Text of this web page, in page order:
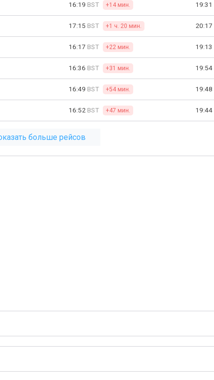
16:19 BST +14 мин. 19:31
17:15 BST +1 ч. 20 мин. 20:17
16:17 BST +22 мин. 19:13
16:36 BST +31 мин. 19:54
16:49 BST +54 мин. 19:48
16:52 BST +47 мин. 19:44
больше рейсов